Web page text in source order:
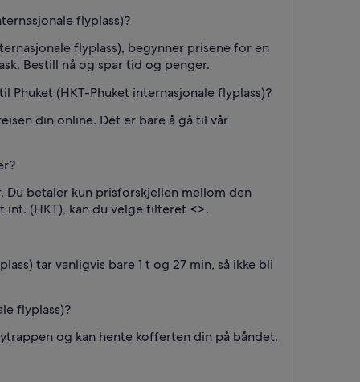
flyplass)?
flyplass), begynner prisene for en
Bestill nå og spar tid og penger.
(HKT-Phuket internasjonale flyplass)?
din online. Det er bare å gå til vår
betaler kun prisforskjellen mellom den
(HKT), kan du velge filteret <>.
tar vanligvis bare 1 t og 27 min, så ikke bli
flyplass)?
og kan hente kofferten din på båndet.